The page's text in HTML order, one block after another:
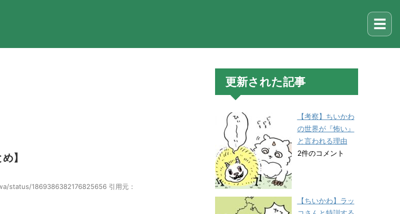
☰
】
status/1869386382176825656 引用元：
更新された記事
【考察】ちいかわ
の世界が『怖い』
と言われる理由
2件のコメント
【ちいかわ】ラッ